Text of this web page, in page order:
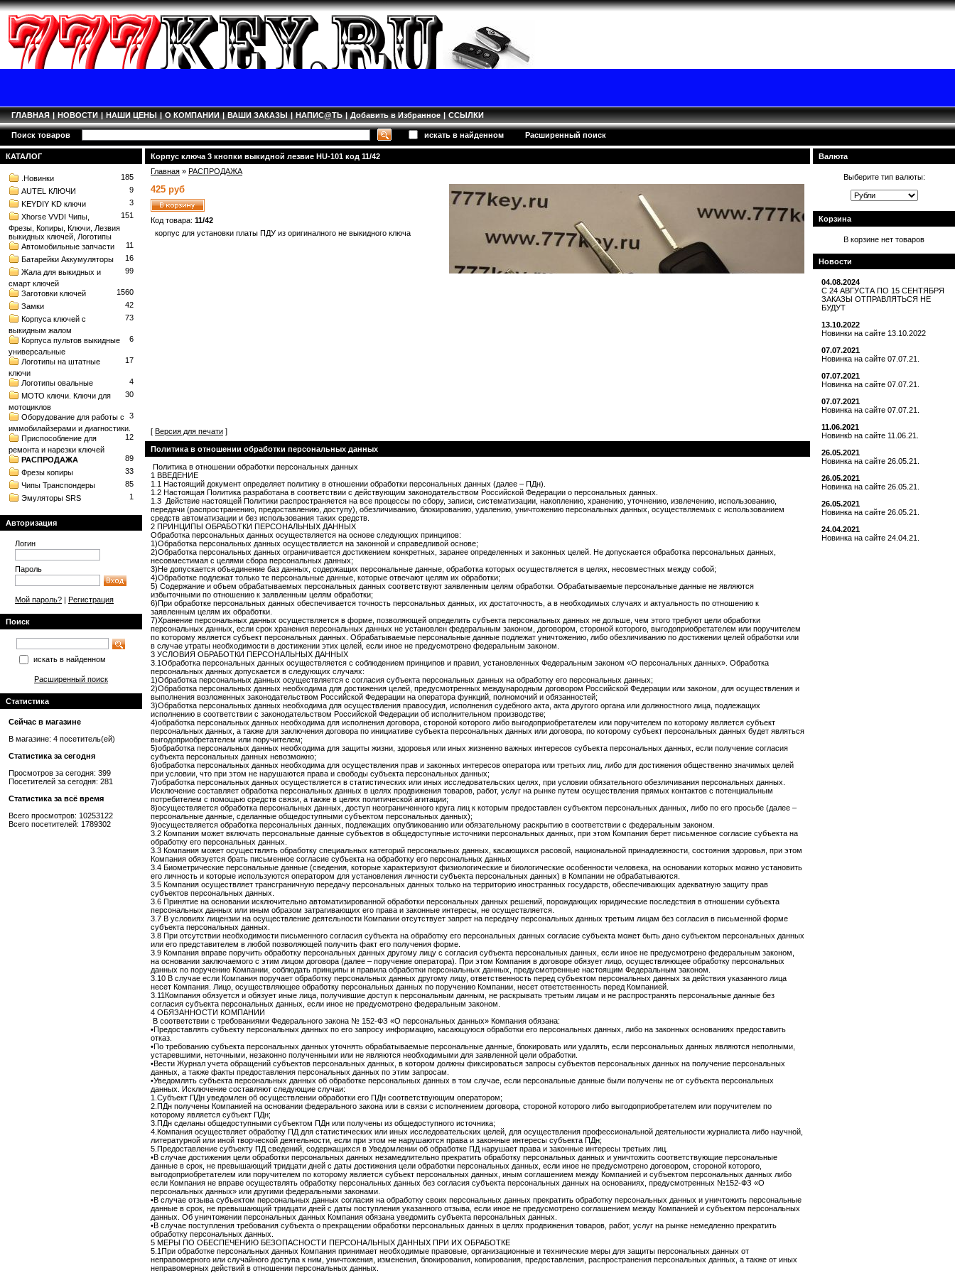
ГЛАВНАЯ | НОВОСТИ | НАШИ ЦЕНЫ | О КОМПАНИИ | ВАШИ ЗАКАЗЫ | НАПИС@ТЬ | Добавить в Избранное | ССЫЛКИ
Поиск товаров искать в найденном Расширенный поиск
КАТАЛОГ
185
.Новинки
9
AUTEL КЛЮЧИ
3
KEYDIY KD ключи
151
Xhorse VVDI Чипы,
Фрезы, Копиры, Ключи, Лезвия
выкидных ключей, Логотипы
11
Автомобильные запчасти
16
Батарейки Аккумуляторы
99
Жала для выкидных и
смарт ключей
1560
Заготовки ключей
42
Замки
73
Корпуса ключей с
выкидным жалом
6
Корпуса пультов выкидные
универсальные
17
Логотипы на штатные
ключи
4
Логотипы овальные
30
МОТО ключи. Ключи для
мотоциклов
3
Оборудование для работы с
иммобилайзерами и диагностики.
12
Приспособление для
ремонта и нарезки ключей
89
РАСПРОДАЖА
33
Фрезы копиры
85
Чипы Транспондеры
1
Эмуляторы SRS
Авторизация
Логин
Пароль
Мой пароль? | Регистрация
Поиск
искать в найденном
Расширенный поиск
Статистика
Сейчас в магазине
В магазине: 4 посетитель(ей)
Статистика за сегодня
Просмотров за сегодня: 399
Посетителей за сегодня: 281
Статистика за всё время
Всего просмотров: 10253122
Всего посетителей: 1789302
Корпус ключа 3 кнопки выкидной лезвие HU-101 код 11/42
Главная » РАСПРОДАЖА
425 руб
Код товара: 11/42
корпус для установки платы ПДУ из оригиналного не выкидного ключа
[ Версия для печати ]
Политика в отношении обработки персональных данных
Политика в отношении обработки персональных данных
1 ВВЕДЕНИЕ
1.1 Настоящий документ определяет политику в отношении обработки персональных данных (далее – ПДн).
1.2 Настоящая Политика разработана в соответствии с действующим законодательством Российской Федерации о персональных данных.
1.3 Действие настоящей Политики распространяется на все процессы по сбору, записи, систематизации, накоплению, хранению, уточнению, извлечению, использованию,
передачи (распространению, предоставлению, доступу), обезличиванию, блокированию, удалению, уничтожению персональных данных, осуществляемых с использованием
средств автоматизации и без использования таких средств.
2 ПРИНЦИПЫ ОБРАБОТКИ ПЕРСОНАЛЬНЫХ ДАННЫХ
Обработка персональных данных осуществляется на основе следующих принципов:
1)Обработка персональных данных осуществляется на законной и справедливой основе;
2)Обработка персональных данных ограничивается достижением конкретных, заранее определенных и законных целей. Не допускается обработка персональных данных,
несовместимая с целями сбора персональных данных;
3)Не допускается объединение баз данных, содержащих персональные данные, обработка которых осуществляется в целях, несовместных между собой;
4)Обработке подлежат только те персональные данные, которые отвечают целям их обработки;
5) Содержание и объем обрабатываемых персональных данных соответствуют заявленным целям обработки. Обрабатываемые персональные данные не являются
избыточными по отношению к заявленным целям обработки;
6)При обработке персональных данных обеспечивается точность персональных данных, их достаточность, а в необходимых случаях и актуальность по отношению к
заявленным целям их обработки.
7)Хранение персональных данных осуществляется в форме, позволяющей определить субъекта персональных данных не дольше, чем этого требуют цели обработки
персональных данных, если срок хранения персональных данных не установлен федеральным законом, договором, стороной которого, выгодоприобретателем или поручителем
по которому является субъект персональных данных. Обрабатываемые персональные данные подлежат уничтожению, либо обезличиванию по достижении целей обработки или
в случае утраты необходимости в достижении этих целей, если иное не предусмотрено федеральным законом.
3 УСЛОВИЯ ОБРАБОТКИ ПЕРСОНАЛЬНЫХ ДАННЫХ
3.1Обработка персональных данных осуществляется с соблюдением принципов и правил, установленных Федеральным законом «О персональных данных». Обработка
персональных данных допускается в следующих случаях:
1)Обработка персональных данных осуществляется с согласия субъекта персональных данных на обработку его персональных данных;
2)Обработка персональных данных необходима для достижения целей, предусмотренных международным договором Российской Федерации или законом, для осуществления и
выполнения возложенных законодательством Российской Федерации на оператора функций, полномочий и обязанностей;
3)Обработка персональных данных необходима для осуществления правосудия, исполнения судебного акта, акта другого органа или должностного лица, подлежащих
исполнению в соответствии с законодательством Российской Федерации об исполнительном производстве;
4)обработка персональных данных необходима для исполнения договора, стороной которого либо выгодоприобретателем или поручителем по которому является субъект
персональных данных, а также для заключения договора по инициативе субъекта персональных данных или договора, по которому субъект персональных данных будет являться
выгодоприобретателем или поручителем;
5)обработка персональных данных необходима для защиты жизни, здоровья или иных жизненно важных интересов субъекта персональных данных, если получение согласия
субъекта персональных данных невозможно;
6)обработка персональных данных необходима для осуществления прав и законных интересов оператора или третьих лиц, либо для достижения общественно значимых целей
при условии, что при этом не нарушаются права и свободы субъекта персональных данных;
7)обработка персональных данных осуществляется в статистических или иных исследовательских целях, при условии обязательного обезличивания персональных данных.
Исключение составляет обработка персональных данных в целях продвижения товаров, работ, услуг на рынке путем осуществления прямых контактов с потенциальным
потребителем с помощью средств связи, а также в целях политической агитации;
8)осуществляется обработка персональных данных, доступ неограниченного круга лиц к которым предоставлен субъектом персональных данных, либо по его просьбе (далее –
персональные данные, сделанные общедоступными субъектом персональных данных);
9)осуществляется обработка персональных данных, подлежащих опубликованию или обязательному раскрытию в соответствии с федеральным законом.
3.2 Компания может включать персональные данные субъектов в общедоступные источники персональных данных, при этом Компания берет письменное согласие субъекта на
обработку его персональных данных.
3.3 Компания может осуществлять обработку специальных категорий персональных данных, касающихся расовой, национальной принадлежности, состояния здоровья, при этом
Компания обязуется брать письменное согласие субъекта на обработку его персональных данных
3.4 Биометрические персональные данные (сведения, которые характеризуют физиологические и биологические особенности человека, на основании которых можно установить
его личность и которые используются оператором для установления личности субъекта персональных данных) в Компании не обрабатываются.
3.5 Компания осуществляет трансграничную передачу персональных данных только на территорию иностранных государств, обеспечивающих адекватную защиту прав
субъектов персональных данных.
3.6 Принятие на основании исключительно автоматизированной обработки персональных данных решений, порождающих юридические последствия в отношении субъекта
персональных данных или иным образом затрагивающих его права и законные интересы, не осуществляется.
3.7 В условиях лицензии на осуществление деятельности Компании отсутствует запрет на передачу персональных данных третьим лицам без согласия в письменной форме
субъекта персональных данных.
3.8 При отсутствии необходимости письменного согласия субъекта на обработку его персональных данных согласие субъекта может быть дано субъектом персональных данных
или его представителем в любой позволяющей получить факт его получения форме.
3.9 Компания вправе поручить обработку персональных данных другому лицу с согласия субъекта персональных данных, если иное не предусмотрено федеральным законом,
на основании заключаемого с этим лицом договора (далее – поручение оператора). При этом Компания в договоре обязует лицо, осуществляющее обработку персональных
данных по поручению Компании, соблюдать принципы и правила обработки персональных данных, предусмотренные настоящим Федеральным законом.
3.10 В случае если Компания поручает обработку персональных данных другому лицу, ответственность перед субъектом персональных данных за действия указанного лица
несет Компания. Лицо, осуществляющее обработку персональных данных по поручению Компании, несет ответственность перед Компанией.
3.11Компания обязуется и обязует иные лица, получившие доступ к персональным данным, не раскрывать третьим лицам и не распространять персональные данные без
согласия субъекта персональных данных, если иное не предусмотрено федеральным законом.
4 ОБЯЗАННОСТИ КОМПАНИИ
В соответствии с требованиями Федерального закона № 152-ФЗ «О персональных данных» Компания обязана:
•Предоставлять субъекту персональных данных по его запросу информацию, касающуюся обработки его персональных данных, либо на законных основаниях предоставить
отказ.
•По требованию субъекта персональных данных уточнять обрабатываемые персональные данные, блокировать или удалять, если персональных данных являются неполными,
устаревшими, неточными, незаконно полученными или не являются необходимыми для заявленной цели обработки.
•Вести Журнал учета обращений субъектов персональных данных, в котором должны фиксироваться запросы субъектов персональных данных на получение персональных
данных, а также факты предоставления персональных данных по этим запросам.
•Уведомлять субъекта персональных данных об обработке персональных данных в том случае, если персональные данные были получены не от субъекта персональных
данных. Исключение составляют следующие случаи:
1.Субъект ПДн уведомлен об осуществлении обработки его ПДн соответствующим оператором;
2.ПДн получены Компанией на основании федерального закона или в связи с исполнением договора, стороной которого либо выгодоприобретателем или поручителем по
которому является субъект ПДн;
3.ПДн сделаны общедоступными субъектом ПДн или получены из общедоступного источника;
4.Компания осуществляет обработку ПД для статистических или иных исследовательских целей, для осуществления профессиональной деятельности журналиста либо научной,
литературной или иной творческой деятельности, если при этом не нарушаются права и законные интересы субъекта ПДн;
5.Предоставление субъекту ПД сведений, содержащихся в Уведомлении об обработке ПД нарушает права и законные интересы третьих лиц.
•В случае достижения цели обработки персональных данных незамедлительно прекратить обработку персональных данных и уничтожить соответствующие персональные
данные в срок, не превышающий тридцати дней с даты достижения цели обработки персональных данных, если иное не предусмотрено договором, стороной которого,
выгодоприобретателем или поручителем по которому является субъект персональных данных, иным соглашением между Компанией и субъектом персональных данных либо
если Компания не вправе осуществлять обработку персональных данных без согласия субъекта персональных данных на основаниях, предусмотренных №152-ФЗ «О
персональных данных» или другими федеральными законами.
•В случае отзыва субъектом персональных данных согласия на обработку своих персональных данных прекратить обработку персональных данных и уничтожить персональные
данные в срок, не превышающий тридцати дней с даты поступления указанного отзыва, если иное не предусмотрено соглашением между Компанией и субъектом персональных
данных. Об уничтожении персональных данных Компания обязана уведомить субъекта персональных данных.
•В случае поступления требования субъекта о прекращении обработки персональных данных в целях продвижения товаров, работ, услуг на рынке немедленно прекратить
обработку персональных данных.
5 МЕРЫ ПО ОБЕСПЕЧЕНИЮ БЕЗОПАСНОСТИ ПЕРСОНАЛЬНЫХ ДАННЫХ ПРИ ИХ ОБРАБОТКЕ
5.1При обработке персональных данных Компания принимает необходимые правовые, организационные и технические меры для защиты персональных данных от
неправомерного или случайного доступа к ним, уничтожения, изменения, блокирования, копирования, предоставления, распространения персональных данных, а также от иных
неправомерных действий в отношении персональных данных.
Валюта
Выберите тип валюты:
Корзина
В корзине нет товаров
Новости
04.08.2024
С 24 АВГУСТА ПО 15 СЕНТЯБРЯ
ЗАКАЗЫ ОТПРАВЛЯТЬСЯ НЕ
БУДУТ
13.10.2022
Новинки на сайте 13.10.2022
07.07.2021
Новинка на сайте 07.07.21.
07.07.2021
Новинка на сайте 07.07.21.
07.07.2021
Новинка на сайте 07.07.21.
11.06.2021
Новинкb на сайте 11.06.21.
26.05.2021
Новинка на сайте 26.05.21.
26.05.2021
Новинка на сайте 26.05.21.
26.05.2021
Новинка на сайте 26.05.21.
24.04.2021
Новинка на сайте 24.04.21.